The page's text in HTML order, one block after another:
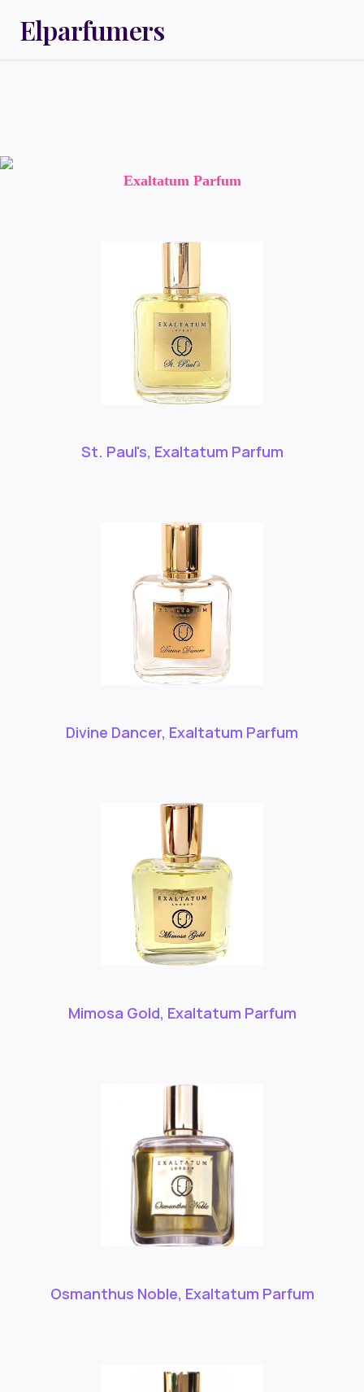
Elparfumers
Exaltatum Parfum
St. Paul's, Exaltatum Parfum
Divine Dancer, Exaltatum Parfum
Mimosa Gold, Exaltatum Parfum
Osmanthus Noble, Exaltatum Parfum